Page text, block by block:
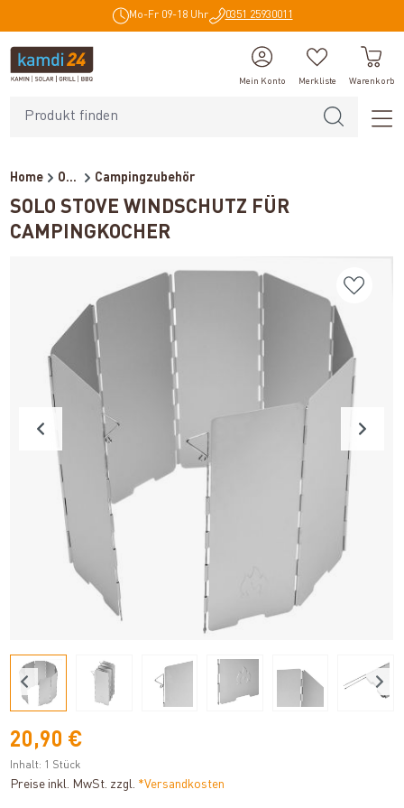
Mo-Fr 09-18 Uhr 0351 25930011
Mein Konto Merkliste Warenkorb
Home Outdoor Campingzubehör
SOLO STOVE WINDSCHUTZ FÜR
CAMPINGKOCHER
20,90 €
Inhalt: 1 Stück
Preise inkl. MwSt. zzgl. *Versandkosten